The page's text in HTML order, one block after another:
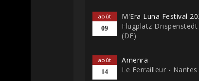
août
09
M'Era Luna Festival
Flugplatz
(DE)
août
14
Amenra
Le Ferrailleur - Nantes